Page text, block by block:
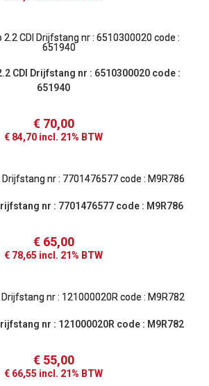
CDI Drijfstang nr : 6510300020 code :
651940
€70,00
€ 84,70 incl. 21% BTW
nr : 7701476577 code : M9R786
€65,00
€ 78,65 incl. 21% BTW
nr : 121000020R code : M9R782
€55,00
€ 66,55 incl. 21% BTW